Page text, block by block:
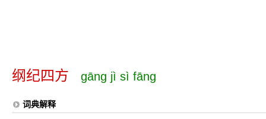
纲纪四方 gāng jì sì fāng
词典解释